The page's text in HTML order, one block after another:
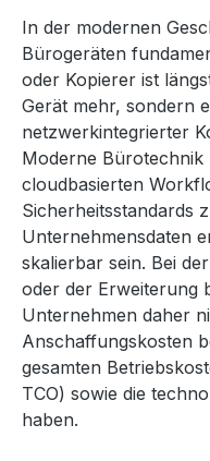
In der modernen
Bürogeräten
oder Kopierer ist
Gerät mehr, sondern
netzwerkintegrierter
Moderne Bürotechnik
cloudbasierten
Sicherheitsstandards
Unternehmensdaten
skalierbar sein. Bei
oder der Erweiterung
Unternehmen daher
Anschaffungskosten
gesamten
TCO) sowie die
haben.